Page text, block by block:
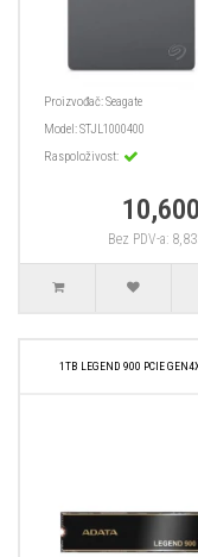
Proizvođač:Seagate
Model:STJL1000400
Raspoloživost:
10,600
Bez PDV-a:
1TB LEGEND 900 PCIE